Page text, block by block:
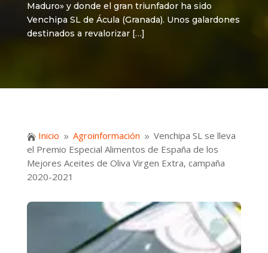
Maduro» y donde el gran triunfador ha sido
Venchipa SL de Ácula (Granada). Unos galardones
destinados a revalorizar […]
 Inicio 9 Agroinformación 9 Venchipa SL se lleva
el Premio Especial Alimentos de España de los
Mejores Aceites de Oliva Virgen Extra, campaña
2020-2021